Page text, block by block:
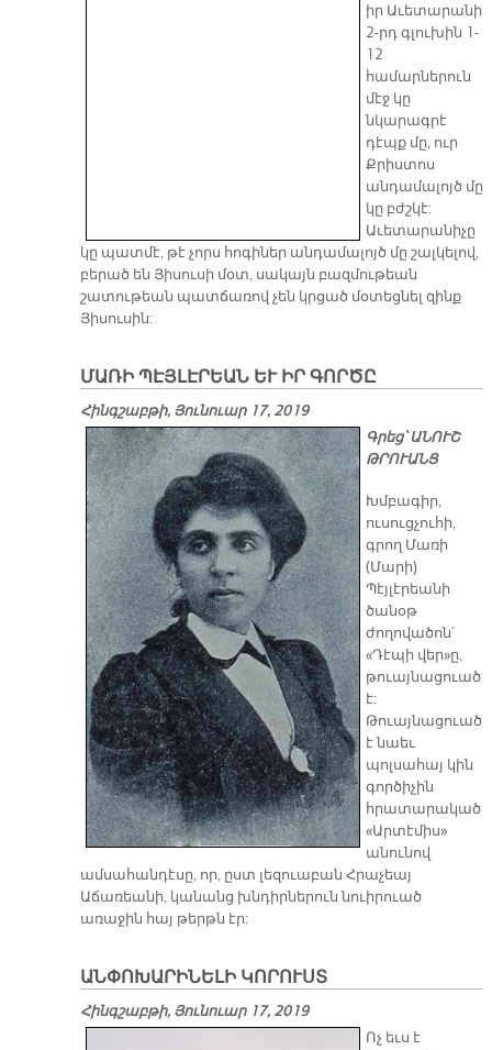
իր Աւետարանի
2-րդ գլուխին 1-
12
համարներուն
մէջ կը
նկարագրէ
դէպք մը, ուր
Քրիստոս
անդամալոյծ մը
կը բժշկէ:
Աւետարանիչը
կը պատմէ, թէ չորս հոգիներ անդամալոյծ մը շալկելով,
բերած են Յիսուսի մօտ, սակայն բազմութեան
շատութեան պատճառով չեն կրցած մօտեցնել զինք
Յիսուսին:
ՄԱՌԻ ՊԷՅԼԷՐԵԱՆ ԵՒ ԻՐ ԳՈՐԾԸ
Հինգշաբթի, Յունուար 17, 2019
Գրեց՝ ԱՆՈՒՇ
ԹՐՈՒԱՆՑ
Խմբագիր,
ուսուցչուհի,
գրող Մառի
(Մարի)
Պէյլէրեանի
ծանօթ
ժողովածոն՝
«Դէպի վեր»ը,
թուայնացուած
է:
Թուայնացուած
է նաեւ
պոլսահայ կին
գործիչին
հրատարակած
«Արտէմիս»
անունով
ամսահանդէսը, որ, ըստ լեզուաբան Հրաչեայ
Աճառեանի, կանանց խնդիրներուն նուիրուած
առաջին հայ թերթն էր:
ԱՆՓՈԽԱՐԻՆԵԼԻ ԿՈՐՈՒՍՏ
Հինգշաբթի, Յունուար 17, 2019
Ոչ եւս է